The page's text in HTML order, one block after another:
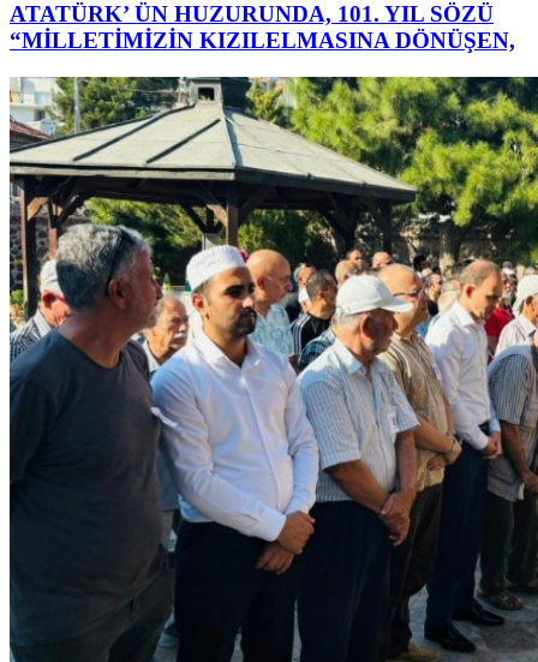
ATATÜRK’ ÜN HUZURUNDA, 101. YIL SÖZÜ
“MİLLETİMİZİN KIZILELMASINA DÖNÜŞEN,